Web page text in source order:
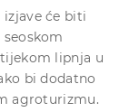
izjave će biti
lipnja u
bi dodatno
agroturizmu.